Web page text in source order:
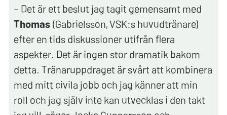
– Det är ett beslut jag tagit gemensamt med
Thomas(Gabrielsson, VSK:s huvudtränare)
efter en tids diskussioner utifrån flera
aspekter. Det är ingen stor dramatik bakom
detta. Tränaruppdraget är svårt att kombinera
med mitt civila jobb och jag känner att min
roll och jag själv inte kan utvecklas i den takt